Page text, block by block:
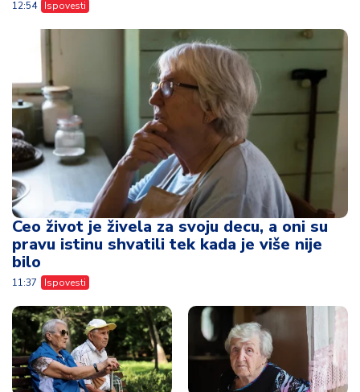
12:54 Ispovesti
Ceo život je živela za svoju decu, a oni su
pravu istinu shvatili tek kada je više nije
bilo
11:37 Ispovesti